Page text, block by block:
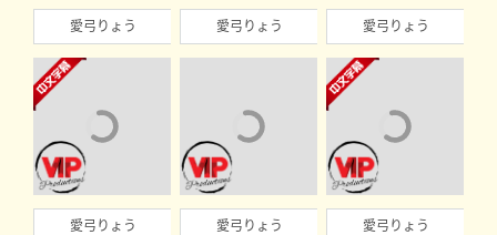
愛弓りょう 愛弓りょう 愛弓りょう
愛弓りょう 愛弓りょう 愛弓りょう